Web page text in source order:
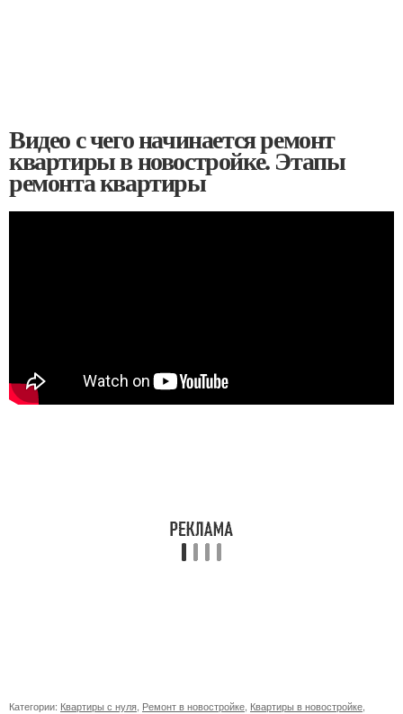
Видео с чего начинается ремонт
квартиры в новостройке. Этапы
ремонта квартиры
Категории: Квартиры с нуля Ремонт в новостройке Квартиры в новостройке